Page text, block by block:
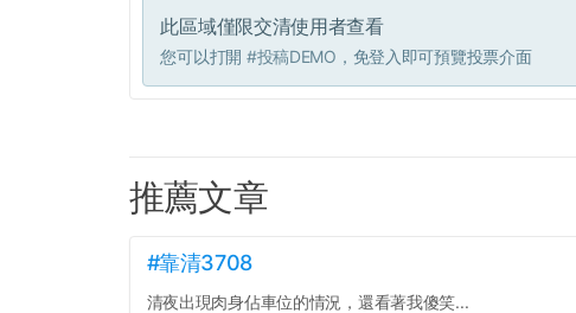
此區域僅限交清使用者查看
您可以打開 #投稿DEMO ，免登入即可預覽投票介面
推薦文章
#靠清3708
清夜出現肉身佔車位的情況，還看著我傻笑...